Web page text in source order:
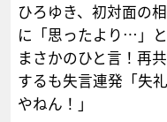
ひろゆき、初対面の
に「思ったより…」と
まさかのひと言！再
するも失言連発「失礼
やねん！」